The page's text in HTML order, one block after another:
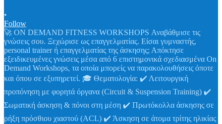
•
Follow
🚀 ON DEMAND FITNESS WORKSHOPS Αναβάθμισε τις
γνώσεις σου. Ξεχώρισε ως επαγγελματίας. Είσαι γυμναστής,
personal trainer ή επαγγελματίας της άσκησης; Απόκτησε
εξειδικευμένες γνώσεις μέσα από 6 επιστημονικά σχεδιασμένα On
Demand Workshops, τα οποία μπορείς να παρακολουθήσεις όποτε
και όπου σε εξυπηρετεί. 🎓 Θεματολογία: ✔️ Λειτουργική
προπόνηση με φορητά όργανα (Circuit & Suspension Training) ✔️
Σωματική άσκηση & πόνοι στη μέση ✔️ Πρωτόκολλα άσκησης σε
ρήξη πρόσθιου χιαστού (ACL) ✔️ Άσκηση σε άτομα τρίτης ηλικίας